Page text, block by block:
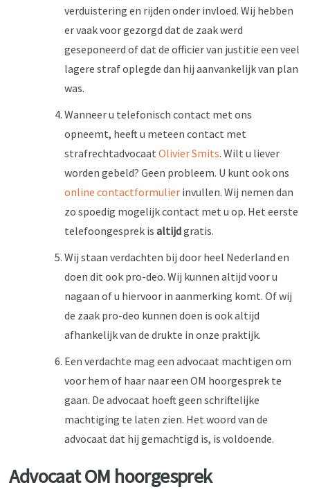
verduistering en rijden onder invloed. Wij hebben
er vaak voor gezorgd dat de zaak werd
geseponeerd of dat de officier van justitie een veel
lagere straf oplegde dan hij aanvankelijk van plan
was.
Wanneer u telefonisch contact met ons
opneemt, heeft u meteen contact met
strafrechtadvocaatOlivier Smits. Wilt u liever
worden gebeld? Geen probleem. U kunt ook ons
online contactformulier invullen. Wij nemen dan
zo spoedig mogelijk contact met u op. Het eerste
telefoongesprek isaltijdgratis.
Wij staan verdachten bij door heel Nederland en
doen dit ook pro-deo. Wij kunnen altijd voor u
nagaan of u hiervoor in aanmerking komt. Of wij
de zaak pro-deo kunnen doen is ook altijd
afhankelijk van de drukte in onze praktijk.
Een verdachte mag een advocaat machtigen om
voor hem of haar naar een OM hoorgesprek te
gaan. De advocaat hoeft geen schriftelijke
machtiging te laten zien. Het woord van de
advocaat dat hij gemachtigd is, is voldoende.
Advocaat OM hoorgesprek